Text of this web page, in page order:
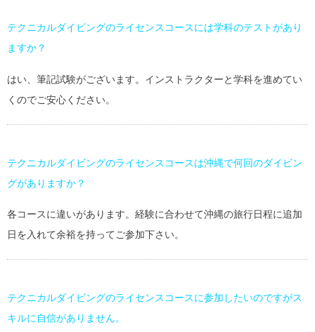
テクニカルダイビングのライセンスコースには学科のテストがあり
ますか？
はい、筆記試験がございます。インストラクターと学科を進めてい
くのでご安心ください。
テクニカルダイビングのライセンスコースは沖縄で何回のダイビン
グがありますか？
各コースに違いがあります。経験に合わせて沖縄の旅行日程に追加
日を入れて余裕を持ってご参加下さい。
テクニカルダイビングのライセンスコースに参加したいのですがス
キルに自信がありません。